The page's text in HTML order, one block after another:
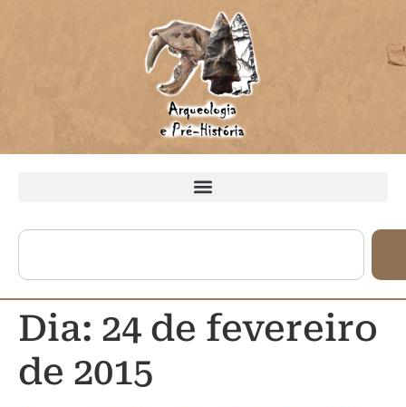
Dia: 24 de fevereiro
de 2015